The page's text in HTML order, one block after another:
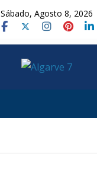
Sábado, Agosto 8, 2026